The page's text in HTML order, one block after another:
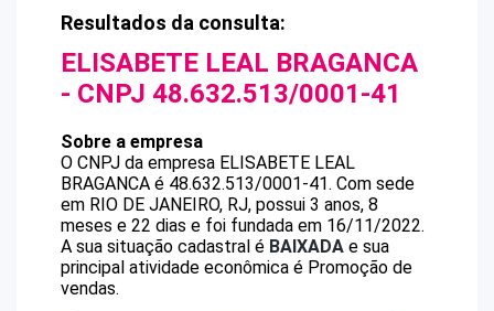
Resultados da consulta:
ELISABETE LEAL BRAGANCA
- CNPJ 48.632.513/0001-41
Sobre a empresa
O CNPJ da empresa ELISABETE LEAL
BRAGANCA é 48.632.513/0001-41. Com sede
em RIO DE JANEIRO, RJ, possui 3 anos, 8
meses e 22 dias e foi fundada em 16/11/2022.
A sua situação cadastral é BAIXADA e sua
principal atividade econômica é Promoção de
vendas.